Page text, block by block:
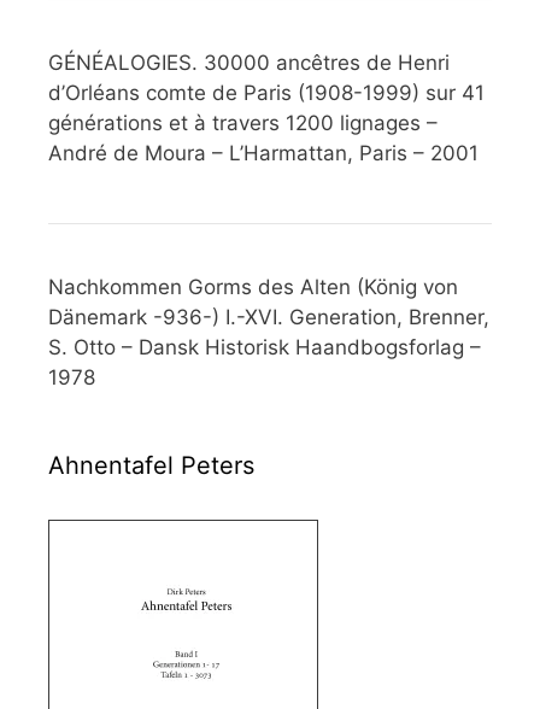
GÉNÉALOGIES. 30000 ancêtres de Henri
d’Orléans comte de Paris (1908-1999) sur 41
générations et à travers 1200 lignages –
André de Moura – L’Harmattan, Paris – 2001
Nachkommen Gorms des Alten (König von
Dänemark -936-) I.-XVI. Generation, Brenner,
S. Otto – Dansk Historisk Haandbogsforlag –
1978
Ahnentafel Peters